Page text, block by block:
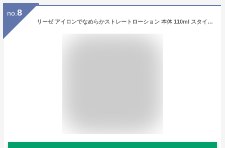
no. 8
リーゼ アイロンでなめらかストレートローション 本体 110ml スタイリング剤 花王